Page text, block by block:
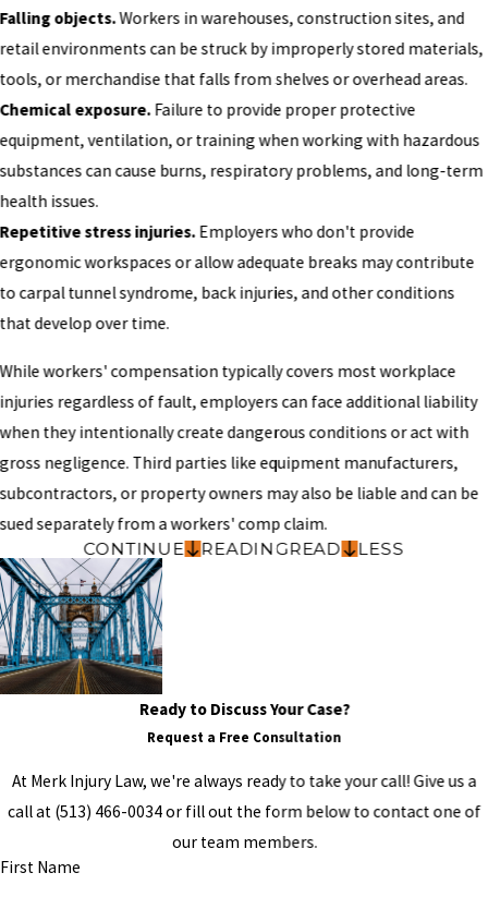
Falling objects.Workers in warehouses, construction sites, and
retail environments can be struck by improperly stored materials,
tools, or merchandise that falls from shelves or overhead areas.
Chemical exposure.Failure to provide proper protective
equipment, ventilation, or training when working with hazardous
substances can cause burns, respiratory problems, and long-term
health issues.
Repetitive stress injuries.Employers who don't provide
ergonomic workspaces or allow adequate breaks may contribute
to carpal tunnel syndrome, back injuries, and other conditions
that develop over time.
While workers' compensation typically covers most workplace
injuries regardless of fault, employers can face additional liability
when they intentionally create dangerous conditions or act with
gross negligence. Third parties like equipment manufacturers,
subcontractors, or property owners may also be liable and can be
sued separately from a workers' comp claim.
CONTINUE
READINGREAD LESS
Ready to Discuss Your Case?
Request a Free Consultation
At Merk Injury Law, we're always ready to take your call! Give us a
call at (513) 466-0034or fill out the form below to contact one of
our team members.
First Name